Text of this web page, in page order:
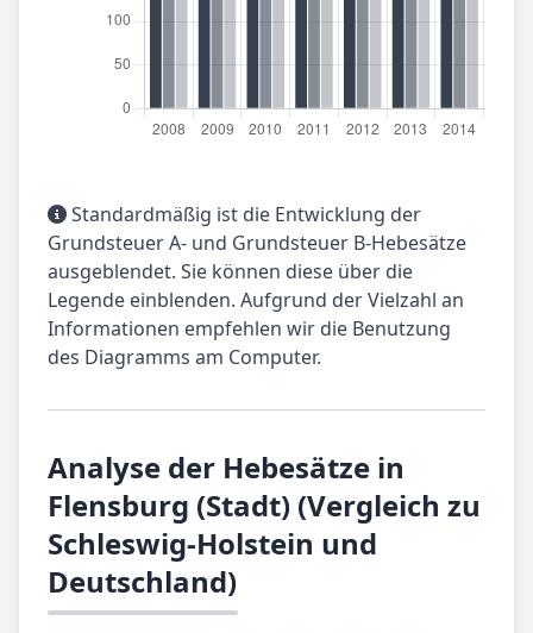
Standardmäßig ist die Entwicklung der
Grundsteuer A- und Grundsteuer B-Hebesätze
ausgeblendet. Sie können diese über die
Legende einblenden. Aufgrund der Vielzahl an
Informationen empfehlen wir die Benutzung
des Diagramms am Computer.
Analyse der Hebesätze in
Flensburg (Stadt) (Vergleich zu
Schleswig-Holstein und
Deutschland)